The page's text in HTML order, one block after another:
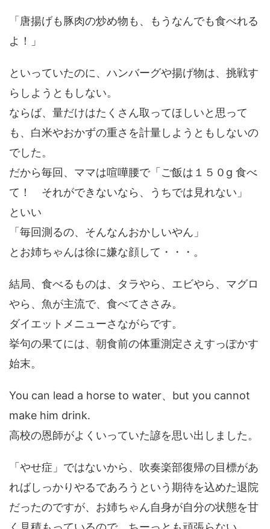
「唐揚げも豚肉の炒め物も、もうなんでも食べれる
よ！」
といっていたのに、ハンバーグや揚げ物は、挑戦す
らしようともしない。
ならば、量だけはたくさん取ってほしいと思って
も、白米やおかずの重さを計量しようともしないの
でした。
だから毎回、ママは喧嘩腰で「ご飯は１５０g 食べ
て！ それができないなら、うちでは見れない」
といい
「毎回測るの、そんなんおかしいやん」
とお姉ちゃんは徐に嫌な顔して・・・。
結局、食べるものは、タラやら、エビやら、マグロ
やら、魚が主流で、食べてささみ。
ダイエットメニューさながらです。
挙句の果てには、朝食前の体重測定さえすっぽかす
始末。
You can lead a horse to water、but you cannot
make him drink.
高校の恩師がよくいっていた諺を思い出しました。
「やせ症」ではないから、吹奏楽部復帰の目標があ
ればしっかりやるであろうという期待を込めた退院
だったのですが、お姉ちゃん自身が自分の状態を甘